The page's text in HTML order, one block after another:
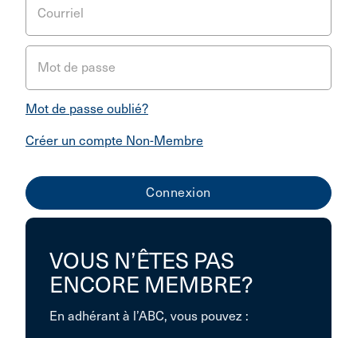
Courriel
Mot de passe
Mot de passe oublié?
Créer un compte Non-Membre
VOUS N’ÊTES PAS
ENCORE MEMBRE?
En adhérant à l’ABC, vous pouvez :